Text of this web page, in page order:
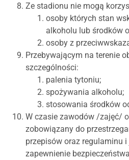
Ze stadionu nie mogą
osoby których stan
alkoholu lub środków
osoby z
Przebywającym na terenie
szczególności:
palenia tytoniu;
spożywania alkoholu;
stosowania środków
W czasie zawodów /zajęć/
zobowiązany do
przepisów oraz regulaminu
zapewnienie